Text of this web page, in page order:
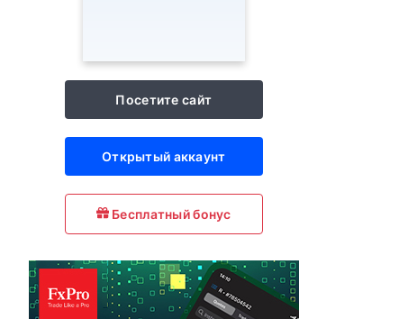
Посетите сайт
Открытый аккаунт
Бесплатный бонус